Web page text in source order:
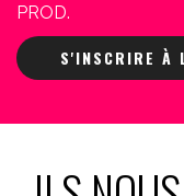
PROD.
S'INSCRIRE À